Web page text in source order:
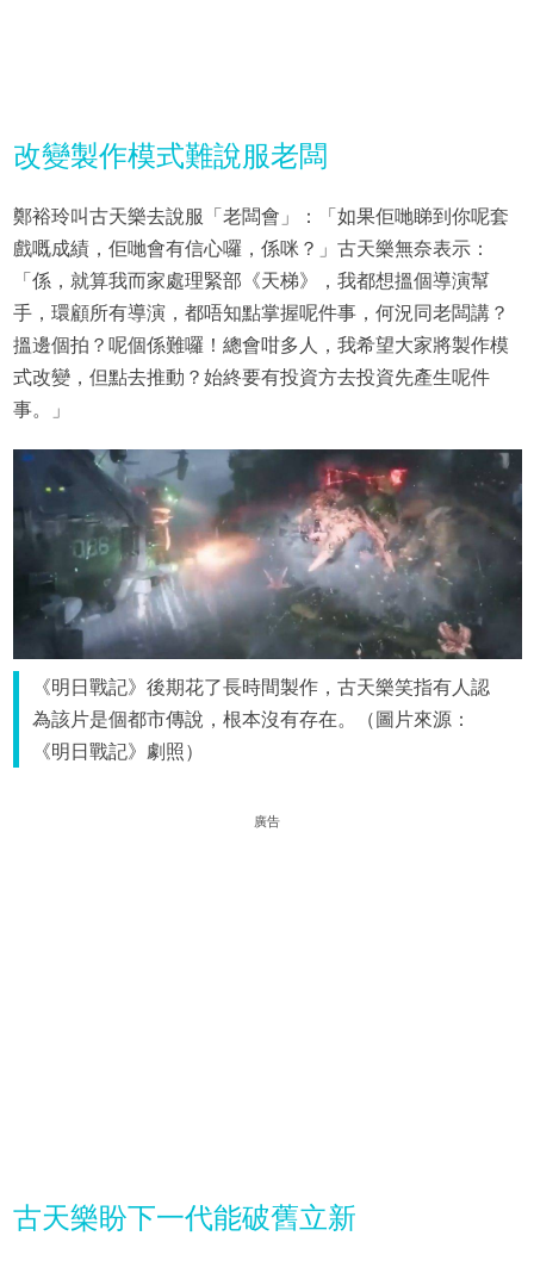
改變製作模式難說服老闆
鄭裕玲叫古天樂去說服「老闆會」：「如果佢哋睇到你呢套
戲嘅成績，佢哋會有信心囉，係咪？」古天樂無奈表示：
「係，就算我而家處理緊部《天梯》，我都想搵個導演幫
手，環顧所有導演，都唔知點掌握呢件事，何況同老闆講？
搵邊個拍？呢個係難囉！總會咁多人，我希望大家將製作模
式改變，但點去推動？始終要有投資方去投資先產生呢件
事。」
《明日戰記》後期花了長時間製作，古天樂笑指有人認
為該片是個都市傳說，根本沒有存在。（圖片來源：
《明日戰記》劇照）
廣告
古天樂盼下一代能破舊立新